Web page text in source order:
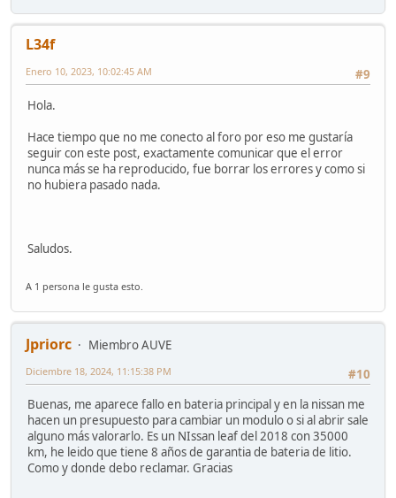
L34f
#9
Enero 10, 2023, 10:02:45 AM
Hola.
Hace tiempo que no me conecto al foro por eso me gustaría
seguir con este post, exactamente comunicar que el error
nunca más se ha reproducido, fue borrar los errores y como si
no hubiera pasado nada.
Saludos.
A 1 persona le gusta esto.
Jpriorc
Miembro AUVE
#10
Diciembre 18, 2024, 11:15:38 PM
Buenas, me aparece fallo en bateria principal y en la nissan me
hacen un presupuesto para cambiar un modulo o si al abrir sale
alguno más valorarlo. Es un NIssan leaf del 2018 con 35000
km, he leido que tiene 8 años de garantia de bateria de litio.
Como y donde debo reclamar. Gracias